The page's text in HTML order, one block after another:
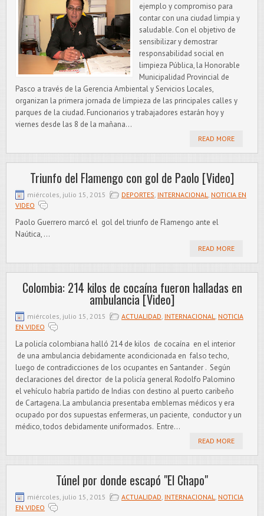
ejemplo y compromiso para
contar con una ciudad limpia y
saludable. Con el objetivo de
sensibilizar y demostrar
responsabilidad social en
limpieza Pública, la Honorable
Municipalidad Provincial de
Pasco a través de la Gerencia Ambiental y Servicios Locales,
organizan la primera jornada de limpieza de las principales calles y
parques de la ciudad. Funcionarios y trabajadores estarán hoy y
viernes desde las 8 de la mañana...
READ MORE
Triunfo del Flamengo con gol de Paolo [Video]
miércoles, julio 15, 2015 DEPORTES, INTERNACIONAL, NOTICIA EN
VIDEO
Paolo Guerrero marcó el gol del triunfo de Flamengo ante el
Naútica, ...
READ MORE
Colombia: 214 kilos de cocaína fueron halladas en
ambulancia [Video]
miércoles, julio 15, 2015 ACTUALIDAD, INTERNACIONAL, NOTICIA
EN VIDEO
La policía colombiana halló 214 de kilos de cocaína en el interior
de una ambulancia debidamente acondicionada en falso techo,
luego de contradicciones de los ocupantes en Santander . Según
declaraciones del director de la policía general Rodolfo Palomino
el vehículo habría partido de Indias con destino al puerto caribeño
de Cartagena. La ambulancia presentaba emblemas médicos y era
ocupado por dos supuestas enfermeras, un paciente, conductor y un
médico, todos debidamente uniformados. Entre...
READ MORE
Túnel por donde escapó "El Chapo"
miércoles, julio 15, 2015 ACTUALIDAD, INTERNACIONAL, NOTICIA
EN VIDEO